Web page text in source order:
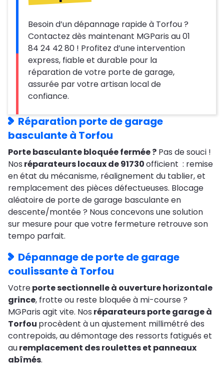
Besoin d’un dépannage rapide à Torfou ?
Contactez dès maintenant MGParis au 01
84 24 42 80 ! Profitez d’une intervention
express, fiable et durable pour la
réparation de votre porte de garage,
assurée par votre artisan local de
confiance.
Réparation porte de garage
basculante à Torfou
Porte basculante bloquée fermée ? Pas de souci !
Nos réparateurs locaux de 91730officient : remise
en état du mécanisme, réalignement du tablier, et
remplacement des pièces défectueuses. Blocage
aléatoire de porte de garage basculante en
descente/montée ? Nous concevons une solution
sur mesure pour que votre fermeture retrouve son
tempo parfait.
Dépannage de porte de garage
coulissante à Torfou
Votreporte sectionnelle à ouverture horizontale
grince, frotte ou reste bloquée à mi-course ?
MGParis agit vite. Nos réparateurs porte garage à
Torfou procèdent à un ajustement millimétré des
contrepoids, au démontage des ressorts fatigués et
auremplacement des roulettes et panneaux
abîmés.